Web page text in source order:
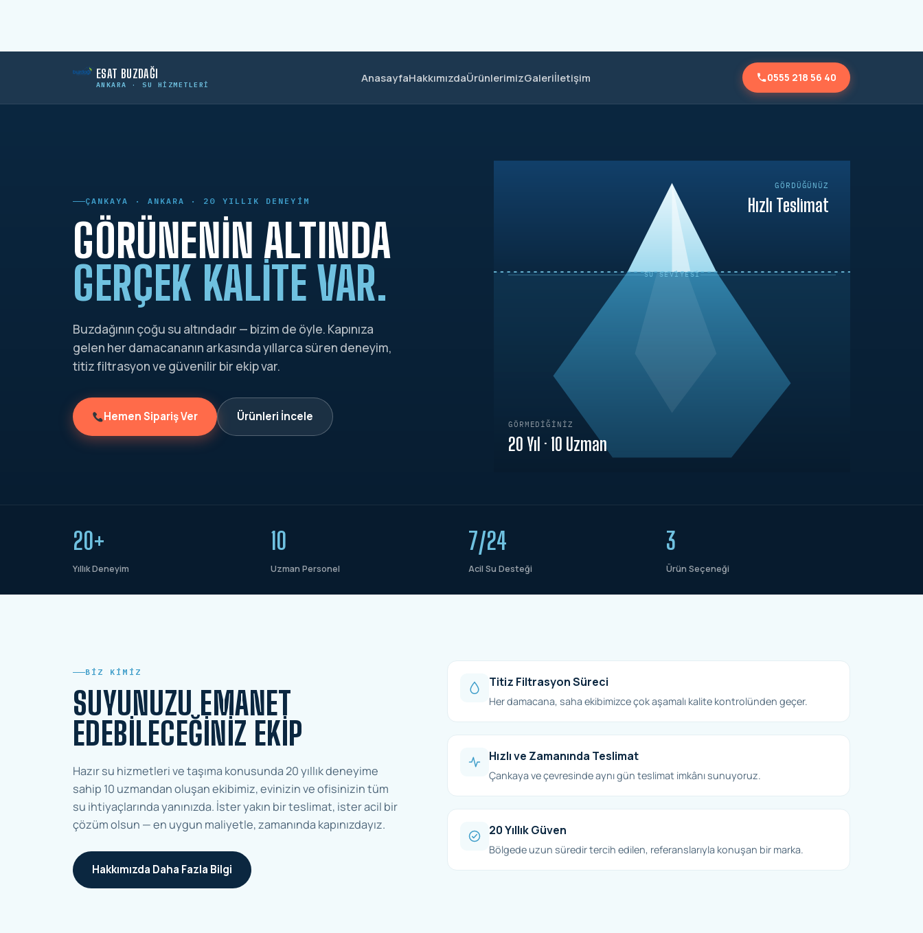
ESAT BUZDAĞI
ANKARA · SU HIZMETLERI
AnasayfaHakkımızdaÜrünlerimizGaleriİletişim 0555 218 56 40
ÇANKAYA · ANKARA · 20 YILLIK DENEYIM
GÖRÜNENIN ALTINDA
GERÇEK KALITE VAR.
Buzdağının çoğu su altındadır — bizim de öyle. Kapınıza
gelen her damacananın arkasında yıllarca süren deneyim,
titiz filtrasyon ve güvenilir bir ekip var.
Hemen Sipariş Ver Ürünleri İncele
GÖRDÜĞÜNÜZ
Hızlı Teslimat
SU SEVIYESI
GÖRMEDIĞINIZ
20 Yıl · 10 Uzman
20+
Yıllık Deneyim
10
Uzman Personel
7/24
Acil Su Desteği
3
Ürün Seçeneği
BIZ KIMIZ
SUYUNUZU EMANET
EDEBILECEĞINIZ EKIP
Hazır su hizmetleri ve taşıma konusunda 20 yıllık deneyime
sahip 10 uzmandan oluşan ekibimiz, evinizin ve ofisinizin tüm
su ihtiyaçlarında yanınızda. İster yakın bir teslimat, ister acil bir
çözüm olsun — en uygun maliyetle, zamanında kapınızdayız.
Hakkımızda Daha Fazla Bilgi
Titiz Filtrasyon Süreci
Her damacana, saha ekibimizce çok aşamalı kalite kontrolünden geçer.
Hızlı ve Zamanında Teslimat
Çankaya ve çevresinde aynı gün teslimat imkânı sunuyoruz.
20 Yıllık Güven
Bölgede uzun süredir tercih edilen, referanslarıyla konuşan bir marka.